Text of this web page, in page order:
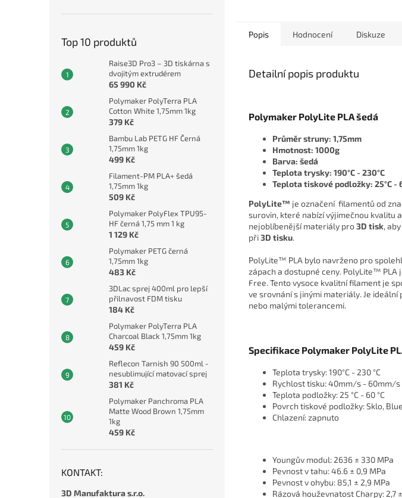
Top 10 produktů
Raise3D Pro3 – 3D tiskárna s
dvojitým extrudérem
65 990 Kč
Polymaker PolyTerra PLA
Cotton White 1,75mm 1kg
379 Kč
Bambu Lab PETG HF Černá
1,75mm 1kg
499 Kč
Filament-PM PLA+ šedá
1,75mm 1kg
509 Kč
Polymaker PolyFlex TPU95-
HF černá 1,75 mm 1 kg
1 129 Kč
Polymaker PETG černá
1,75mm 1kg
483 Kč
3DLac sprej 400ml pro lepší
přilnavost FDM tisku
184 Kč
Polymaker PolyTerra PLA
Charcoal Black 1,75mm 1kg
459 Kč
Reflecon Tarnish 90 500ml -
nesublimující matovací sprej
381 Kč
Polymaker Panchroma PLA
Matte Wood Brown 1,75mm
1kg
459 Kč
KONTAKT:
3D Manufaktura s.r.o.
Popis Hodnocení Diskuze
Detailní popis produktu
Polymaker PolyLite PLA šedá
Průměr struny: 1,75mm
Hmotnost: 1000g
Barva: šedá
Teplota trysky: 190°C - 230°C
Teplota tiskové podložky: 25°C -
PolyLite™ je označení filamentů od
surovin, které nabízí výjimečnou kvalitu
nejoblíbenější materiály pro3D tisk,
při3D tisku.
PolyLite™ PLA bylo navrženo pro
zápach a dostupné ceny. PolyLite™
Free. Tento vysoce kvalitní filament je
ve srovnání s jinými materiály. Je
nebo malými tolerancemi.
Specifikace Polymaker PolyLite
Teplota trysky: 190°C - 230 °C
Rychlost tisku: 40mm/s - 60mm/s
Teplota podložky: 25 °C - 60 °C
Povrch tiskové podložky: Sklo,
Chlazení: zapnuto
Youngův modul: 2636 ± 330 MPa
Pevnost v tahu: 46.6 ± 0,9 MPa
Pevnost v ohybu: 85,1 ± 2,9 MPa
Rázová houževnatost Charpy: 2,7